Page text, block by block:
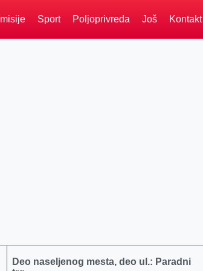
Sport Poljoprivreda Još Kontakt
Deo naseljenog mesta, deo ul.: Paradni